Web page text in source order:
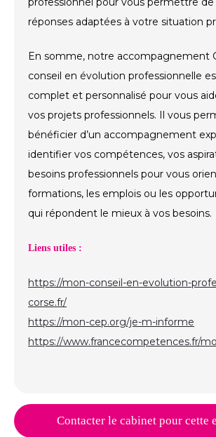
réponses adaptées à votre situation
En somme, notre accompagnement
conseil en évolution professionnelle
complet et personnalisé pour vous
vos projets professionnels. Il vous
bénéficier d’un accompagnement
identifier vos compétences, vos
besoins professionnels pour vous
formations, les emplois ou les
qui répondent le mieux à vos besoins.
Liens utiles :
https://mon-conseil-en-evolution-
corse.fr/
https://mon-cep.org/je-m-informe
https://www.francecompetences.fr/
Contacter le cabinet pour cette